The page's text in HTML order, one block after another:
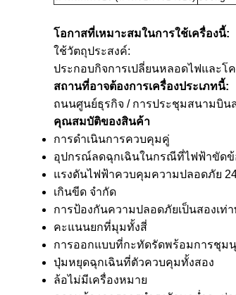
โอกาสที่เหมาะสมในการใช้เครื่องนี้:
ใช้วัตถุประสงค์:
ประกอบกิจการเปลี่ยนหลอดไฟและ
สถานที่อาจต้องการเครื่องประเภทนี้:
ถนนศูนย์ธุรกิจ / การประชุมสนามบิน
คุณสมบัติของสินค้า
การดำเนินการควบคุมคู่
อุปกรณ์ลดฉุกเฉินในกรณีที่ไฟฟ้าขัดข้
แรงดันไฟฟ้าควบคุมความปลอดภัย
เกินขีด จำกัด
การป้องกันความปลอดภัยเป็นสองเ
คะแนนยกที่มุมทั้งสี่
การออกแบบที่กะทัดรัดพร้อมการชุมนุ
ปุ่มหยุดฉุกเฉินที่ตัวควบคุมทั้งสอง
ล้อไม่มีเครื่องหมาย